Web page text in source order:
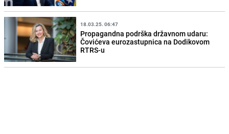
18.03.25. 06:47
Propagandna podrška državnom udaru:
Čovićeva eurozastupnica na Dodikovom
RTRS-u